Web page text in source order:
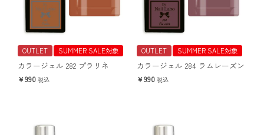
OUTLET SUMMER SALE対象
カラージェル 282 プラリネ
990 税込
OUTLET SUMMER SALE対象
カラージェル 284 ラムレーズン
990 税込